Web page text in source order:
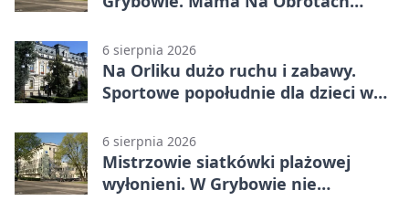
6 sierpnia 2026
Na Orliku dużo ruchu i zabawy.
Sportowe popołudnie dla dzieci w
6 sierpnia 2026
Mistrzowie siatkówki plażowej
wyłonieni. W Grybowie nie